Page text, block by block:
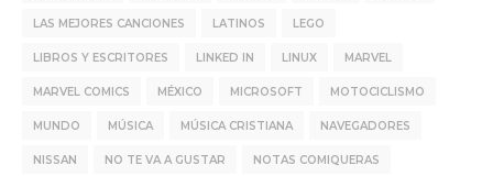
LAS MEJORES CANCIONES LATINOS LEGO
LIBROS Y ESCRITORES LINKED IN LINUX MARVEL
MARVEL COMICS MÉXICO MICROSOFT MOTOCICLISMO
MUNDO MÚSICA MÚSICA CRISTIANA NAVEGADORES
NISSAN NO TE VA A GUSTAR NOTAS COMIQUERAS